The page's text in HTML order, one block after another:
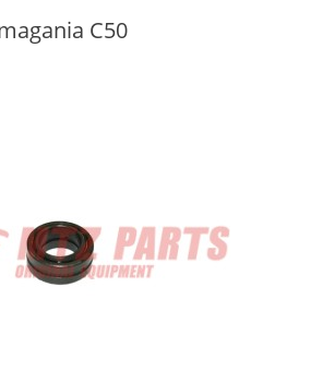
C50